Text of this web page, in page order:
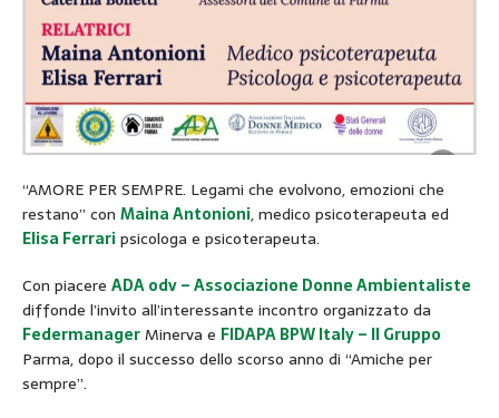
“AMORE PER SEMPRE. Legami che evolvono, emozioni che
restano” con Maina Antonioni, medico psicoterapeuta ed
Elisa Ferraripsicologa e psicoterapeuta.
Con piacere ADA odv – Associazione Donne Ambientaliste
diffonde l’invito all’interessante incontro organizzato da
FedermanagerMinerva e FIDAPA BPW Italy – Il Gruppo
Parma, dopo il successo dello scorso anno di “Amiche per
sempre”.